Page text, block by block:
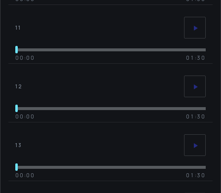
11
00:00 01:30
12
00:00 01:30
13
00:00 01:30